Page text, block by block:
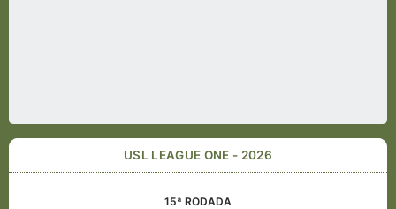
USL LEAGUE ONE - 2026
15ª RODADA